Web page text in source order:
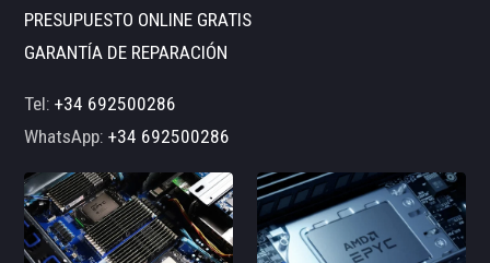
PRESUPUESTO ONLINE GRATIS
GARANTÍA DE REPARACIÓN
Tel:+34 692500286
WhatsApp:+34 692500286